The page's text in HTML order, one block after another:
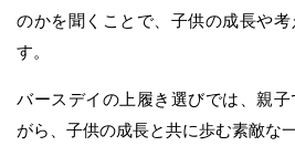
のかを聞くことで、子供の成長や
す。
バースデイの上履き選びでは、親
がら、子供の成長と共に歩む素敵な